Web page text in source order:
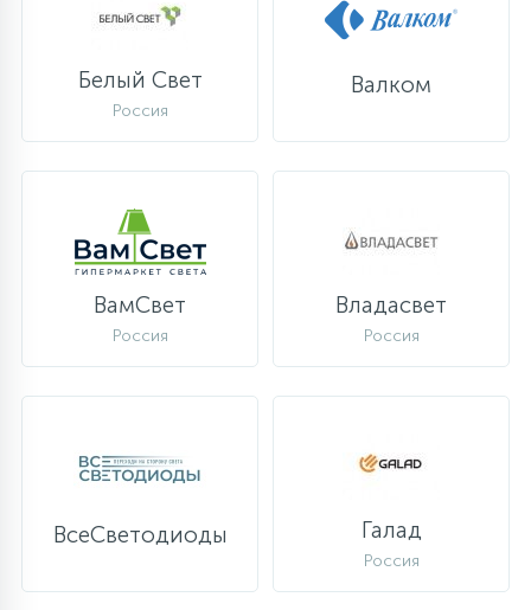
Белый Свет
Россия
Валком
ВамСвет
Россия
Владасвет
Россия
ВсеСветодиоды Галад
Россия